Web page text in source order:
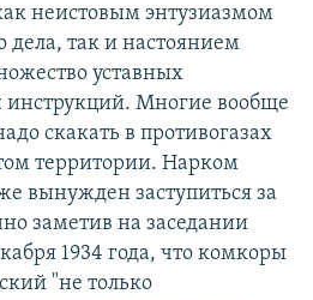
неистовым энтузиазмом
дела, так и настоянием
уставных
Многие вообще
скакать в противогазах
территории. Нарком
вынужден заступиться за
заметив на заседании
1934 года, что комкоры
"не только